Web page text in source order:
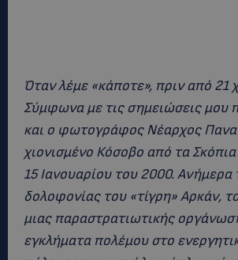
Όταν λέμε «κάποτε», πριν από 21
Σύμφωνα με τις σημειώσεις μου
και ο φωτογράφος Νέαρχος
χιονισμένο Κόσοβο από τα
15 Ιανουαρίου του 2000. Ανήμερα
δολοφονίας του «τίγρη» Αρκάν,
μιας παραστρατιωτικής
εγκλήματα πολέμου στο